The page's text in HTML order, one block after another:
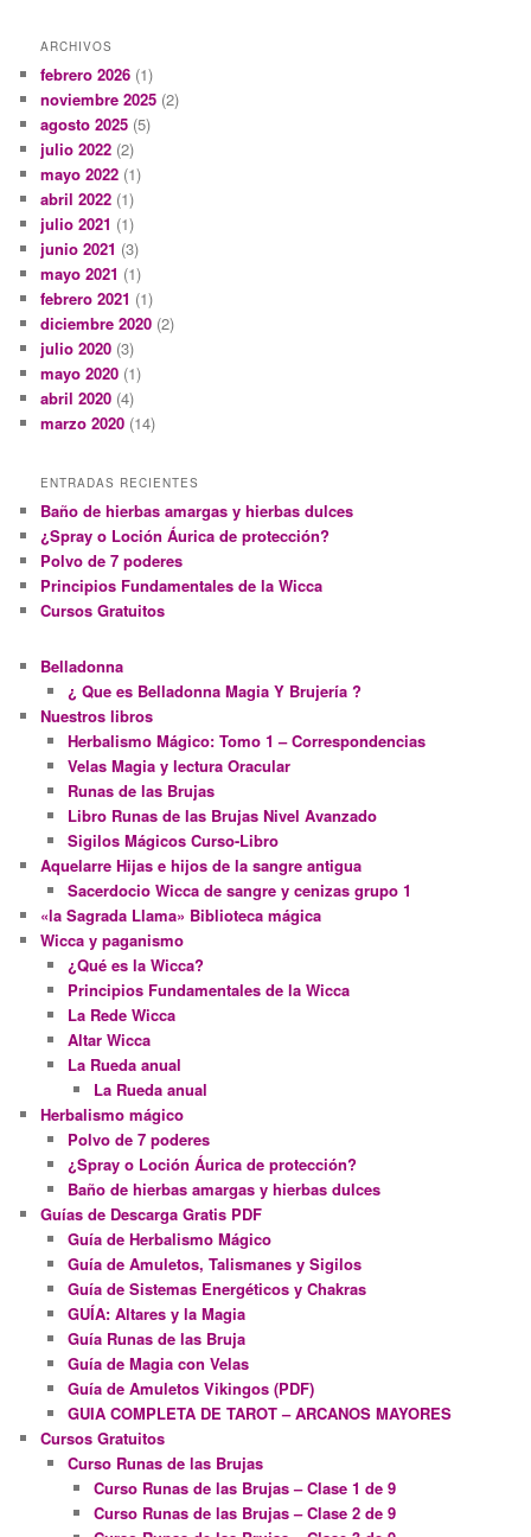
ARCHIVOS
febrero 2026 (1)
noviembre 2025 (2)
agosto 2025 (5)
julio 2022 (2)
mayo 2022 (1)
abril 2022 (1)
julio 2021 (1)
junio 2021 (3)
mayo 2021 (1)
febrero 2021 (1)
diciembre 2020 (2)
julio 2020 (3)
mayo 2020 (1)
abril 2020 (4)
marzo 2020 (14)
ENTRADAS RECIENTES
Baño de hierbas amargas y hierbas dulces
¿Spray o Loción Áurica de protección?
Polvo de 7 poderes
Principios Fundamentales de la Wicca
Cursos Gratuitos
Belladonna
¿ Que es Belladonna Magia Y Brujería ?
Nuestros libros
Herbalismo Mágico: Tomo 1 – Correspondencias
Velas Magia y lectura Oracular
Runas de las Brujas
Libro Runas de las Brujas Nivel Avanzado
Sigilos Mágicos Curso-Libro
Aquelarre Hijas e hijos de la sangre antigua
Sacerdocio Wicca de sangre y cenizas grupo 1
«la Sagrada Llama» Biblioteca mágica
Wicca y paganismo
¿Qué es la Wicca?
Principios Fundamentales de la Wicca
La Rede Wicca
Altar Wicca
La Rueda anual
La Rueda anual
Herbalismo mágico
Polvo de 7 poderes
¿Spray o Loción Áurica de protección?
Baño de hierbas amargas y hierbas dulces
Guías de Descarga Gratis PDF
Guía de Herbalismo Mágico
Guía de Amuletos, Talismanes y Sigilos
Guía de Sistemas Energéticos y Chakras
GUÍA: Altares y la Magia
Guía Runas de las Bruja
Guía de Magia con Velas
Guía de Amuletos Vikingos (PDF)
GUIA COMPLETA DE TAROT – ARCANOS MAYORES
Cursos Gratuitos
Curso Runas de las Brujas
Curso Runas de las Brujas – Clase 1 de 9
Curso Runas de las Brujas – Clase 2 de 9